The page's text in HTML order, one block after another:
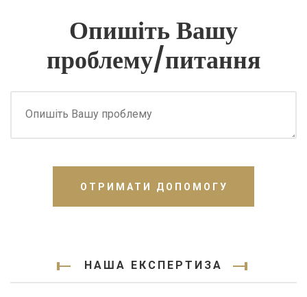
Опишіть Вашу
проблему/питання
ОТРИМАТИ ДОПОМОГУ
НАША ЕКСПЕРТИЗА